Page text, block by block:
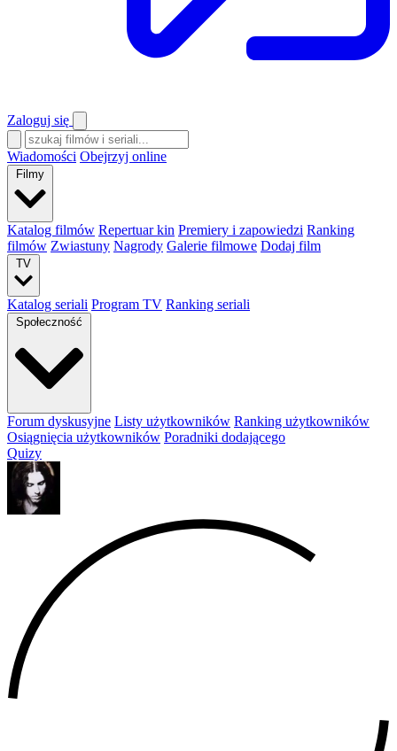
Zaloguj się
Wiadomości Obejrzyj online
Filmy
Katalog filmów Repertuar kin Premiery i zapowiedzi Ranking
filmów Zwiastuny Nagrody Galerie filmowe Dodaj film
TV
Katalog seriali Program TV Ranking seriali
Społeczność
Forum dyskusyjne Listy użytkowników Ranking użytkowników
Osiągnięcia użytkowników Poradniki dodającego
Quizy